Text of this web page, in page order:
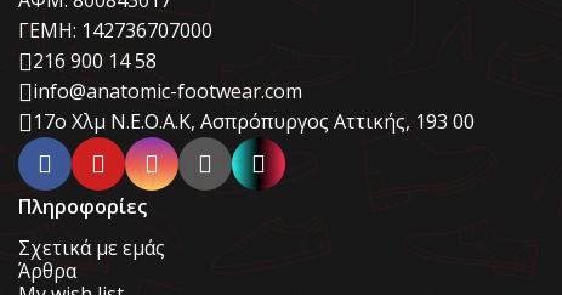
ΓΕΜΗ: 142736707000
216 900 14 58
info@anatomic-footwear.com
17ο Χλμ Ν.Ε.Ο.Α.Κ, Ασπρόπυργος Αττικής, 193 00
Πληροφορίες
Σχετικά με εμάς
Άρθρα